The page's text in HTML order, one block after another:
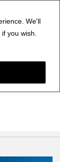
We'll
you wish.